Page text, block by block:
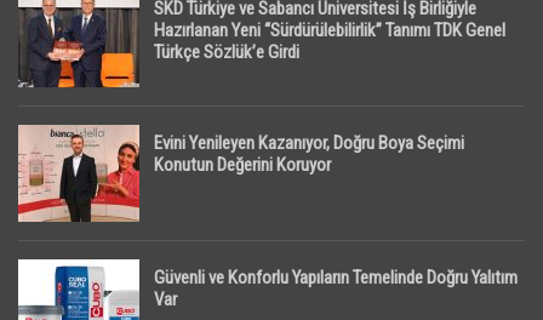
SKD Türkiye ve Sabancı Üniversitesi İş Birliğiyle
Hazırlanan Yeni “Sürdürülebilirlik” Tanımı TDK Genel
Türkçe Sözlük’e Girdi
Evini Yenileyen Kazanıyor, Doğru Boya Seçimi
Konutun Değerini Koruyor
Güvenli ve Konforlu Yapıların Temelinde Doğru Yalıtım
Var